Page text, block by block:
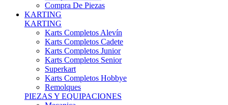
Compra De Piezas
KARTING
KARTING
Karts Completos Alevín
Karts Completos Cadete
Karts Completos Junior
Karts Completos Senior
Superkart
Karts Completos Hobbye
Remolques
PIEZAS Y EQUIPACIONES